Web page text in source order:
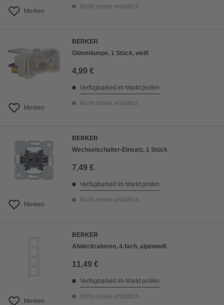
Merken
Nicht online erhältlich
Merken
BERKER
Glimmlampe, 1 Stück, weiß
4,99 €
Verfügbarkeit im Markt prüfen
Nicht online erhältlich
Merken
BERKER
Wechselschalter-Einsatz, 1 Stück
7,49 €
Verfügbarkeit im Markt prüfen
Nicht online erhältlich
Merken
BERKER
Abdeckrahmen, 4-fach, alpinweiß
11,49 €
Verfügbarkeit im Markt prüfen
Nicht online erhältlich